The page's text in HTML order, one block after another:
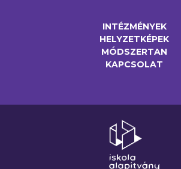
INTÉZMÉNYEK
HELYZETKÉPEK
MÓDSZERTAN
KAPCSOLAT